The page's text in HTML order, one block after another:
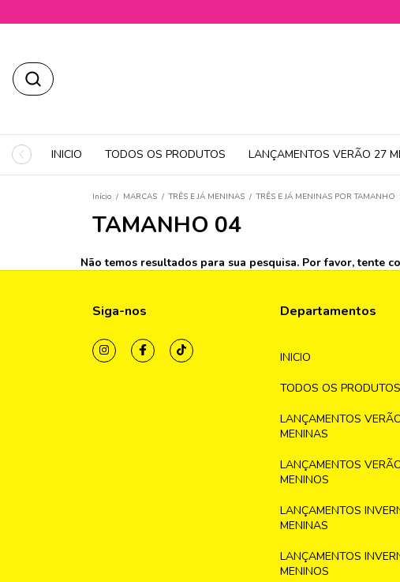
INICIO TODOS OS PRODUTOS LANÇAMENTOS VERÃO 27
Início / MARCAS / TRÊS E JÁ MENINAS / TRÊS E JÁ MENINAS POR TAMANHO
TAMANHO 04
Não temos resultados para sua pesquisa. Por favor, tente
Siga-nos Departamentos
INICIO
TODOS OS PRODUTOS
LANÇAMENTOS
MENINAS
LANÇAMENTOS
MENINOS
LANÇAMENTOS
MENINAS
LANÇAMENTOS
MENINOS